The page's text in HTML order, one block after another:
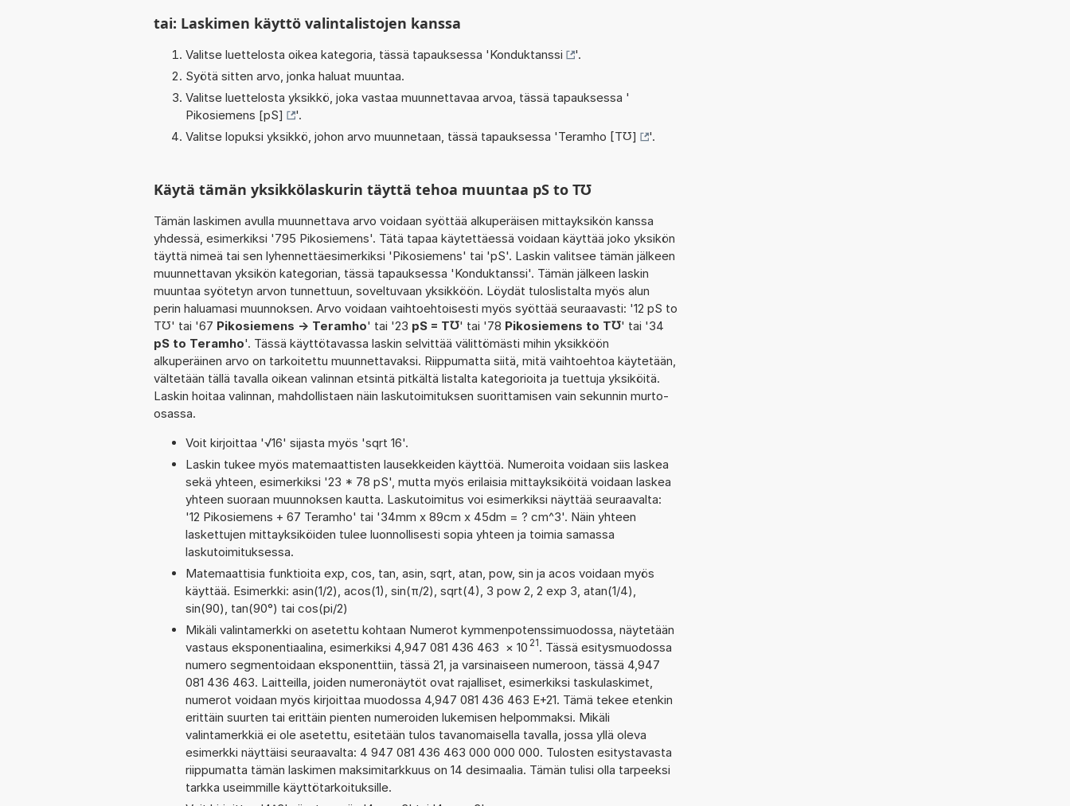
tai: Laskimen käyttö valintalistojen kanssa
Valitse luettelosta oikea kategoria, tässä tapauksessa 'Konduktanssi
'.
Syötä sitten arvo, jonka haluat muuntaa.
Valitse luettelosta yksikkö, joka vastaa muunnettavaa arvoa, tässä tapauksessa '
Pikosiemens [pS]
'.
Valitse lopuksi yksikkö, johon arvo muunnetaan, tässä tapauksessa 'Teramho [T℧] '.
Käytä tämän yksikkölaskurin täyttä tehoa muuntaa pS to T℧
Tämän laskimen avulla muunnettava arvo voidaan syöttää alkuperäisen mittayksikön kanssa
yhdessä, esimerkiksi '795 Pikosiemens'. Tätä tapaa käytettäessä voidaan käyttää joko yksikön
täyttä nimeä tai sen lyhennettäesimerkiksi 'Pikosiemens' tai 'pS'. Laskin valitsee tämän jälkeen
muunnettavan yksikön kategorian, tässä tapauksessa 'Konduktanssi'. Tämän jälkeen laskin
muuntaa syötetyn arvon tunnettuun, soveltuvaan yksikköön. Löydät tuloslistalta myös alun
perin haluamasi muunnoksen. Arvo voidaan vaihtoehtoisesti myös syöttää seuraavasti: '12 pS to
T℧' tai '67 Pikosiemens -> Teramho' tai '23 pS = T℧' tai '78 Pikosiemens to T℧' tai '34
pS to Teramho'. Tässä käyttötavassa laskin selvittää välittömästi mihin yksikköön
alkuperäinen arvo on tarkoitettu muunnettavaksi. Riippumatta siitä, mitä vaihtoehtoa käytetään,
vältetään tällä tavalla oikean valinnan etsintä pitkältä listalta kategorioita ja tuettuja yksiköitä.
Laskin hoitaa valinnan, mahdollistaen näin laskutoimituksen suorittamisen vain sekunnin murto-
osassa.
Voit kirjoittaa '√16' sijasta myös 'sqrt 16'.
Laskin tukee myös matemaattisten lausekkeiden käyttöä. Numeroita voidaan siis laskea
sekä yhteen, esimerkiksi '23 * 78 pS', mutta myös erilaisia mittayksiköitä voidaan laskea
yhteen suoraan muunnoksen kautta. Laskutoimitus voi esimerkiksi näyttää seuraavalta:
'12 Pikosiemens + 67 Teramho' tai '34mm x 89cm x 45dm = ? cm^3'. Näin yhteen
laskettujen mittayksiköiden tulee luonnollisesti sopia yhteen ja toimia samassa
laskutoimituksessa.
Matemaattisia funktioita exp, cos, tan, asin, sqrt, atan, pow, sin ja acos voidaan myös
käyttää. Esimerkki: asin(1/2), acos(1), sin(π/2), sqrt(4), 3 pow 2, 2 exp 3, atan(1/4),
sin(90), tan(90°) tai cos(pi/2)
Mikäli valintamerkki on asetettu kohtaan Numerot kymmenpotenssimuodossa, näytetään
vastaus eksponentiaalina, esimerkiksi 4,947 081 436 463 × 10 21. Tässä esitysmuodossa
numero segmentoidaan eksponenttiin, tässä 21, ja varsinaiseen numeroon, tässä 4,947
081 436 463. Laitteilla, joiden numeronäytöt ovat rajalliset, esimerkiksi taskulaskimet,
numerot voidaan myös kirjoittaa muodossa 4,947 081 436 463 E+21. Tämä tekee etenkin
erittäin suurten tai erittäin pienten numeroiden lukemisen helpommaksi. Mikäli
valintamerkkiä ei ole asetettu, esitetään tulos tavanomaisella tavalla, jossa yllä oleva
esimerkki näyttäisi seuraavalta: 4 947 081 436 463 000 000 000. Tulosten esitystavasta
riippumatta tämän laskimen maksimitarkkuus on 14 desimaalia. Tämän tulisi olla tarpeeksi
tarkka useimmille käyttötarkoituksille.